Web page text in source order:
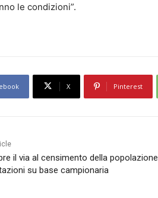
le condizioni”.
X Pinterest
il via al censimento della popolazione
su base campionaria